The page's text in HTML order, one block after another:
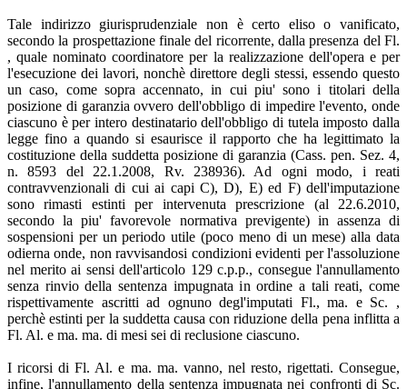
Tale indirizzo giurisprudenziale non è certo eliso o vanificato,
secondo la prospettazione finale del ricorrente, dalla presenza del Fl.
, quale nominato coordinatore per la realizzazione dell'opera e per
l'esecuzione dei lavori, nonchè direttore degli stessi, essendo questo
un caso, come sopra accennato, in cui piu' sono i titolari della
posizione di garanzia ovvero dell'obbligo di impedire l'evento, onde
ciascuno è per intero destinatario dell'obbligo di tutela imposto dalla
legge fino a quando si esaurisce il rapporto che ha legittimato la
costituzione della suddetta posizione di garanzia (Cass. pen. Sez. 4,
n. 8593 del 22.1.2008, Rv. 238936). Ad ogni modo, i reati
contravvenzionali di cui ai capi C), D), E) ed F) dell'imputazione
sono rimasti estinti per intervenuta prescrizione (al 22.6.2010,
secondo la piu' favorevole normativa previgente) in assenza di
sospensioni per un periodo utile (poco meno di un mese) alla data
odierna onde, non ravvisandosi condizioni evidenti per l'assoluzione
nel merito ai sensi dell'articolo 129 c.p.p., consegue l'annullamento
senza rinvio della sentenza impugnata in ordine a tali reati, come
rispettivamente ascritti ad ognuno degl'imputati Fl., ma. e Sc. ,
perchè estinti per la suddetta causa con riduzione della pena inflitta a
Fl. Al. e ma. ma. di mesi sei di reclusione ciascuno.
I ricorsi di Fl. Al. e ma. ma. vanno, nel resto, rigettati. Consegue,
infine, l'annullamento della sentenza impugnata nei confronti di Sc.